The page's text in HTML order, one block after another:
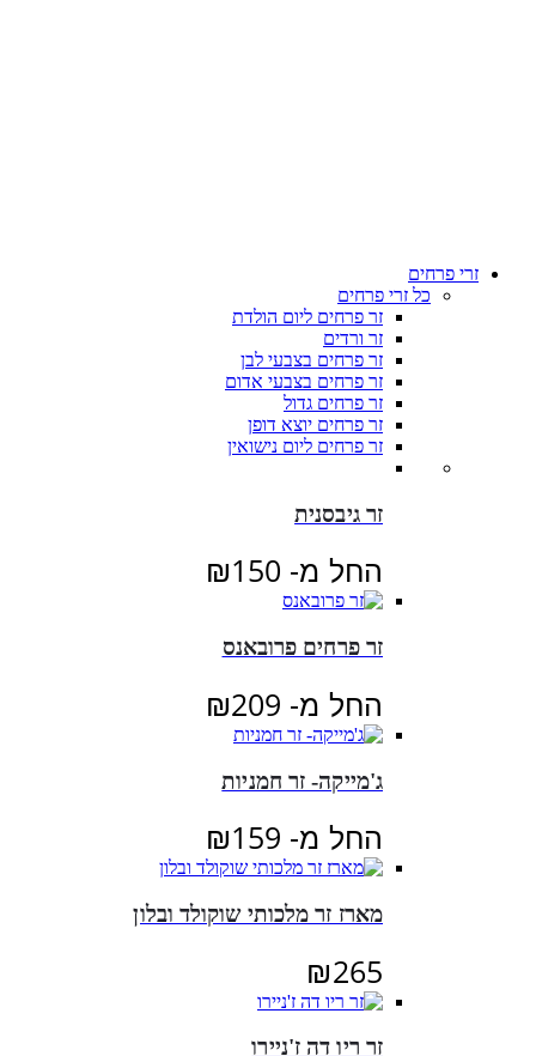
זרי פרחים
כל זרי פרחים
זר פרחים ליום הולדת
זר ורדים
זר פרחים בצבעי לבן
זר פרחים בצבעי אדום
זר פרחים גדול
זר פרחים יוצא דופן
זר פרחים ליום נישואין
זר גיבסנית
החל מ- ₪150
זר פרחים פרובאנס
החל מ- ₪209
ג'מייקה- זר חמניות
החל מ- ₪159
מארז זר מלכותי שוקולד ובלון
₪265
זר ריו דה ז'ניירו